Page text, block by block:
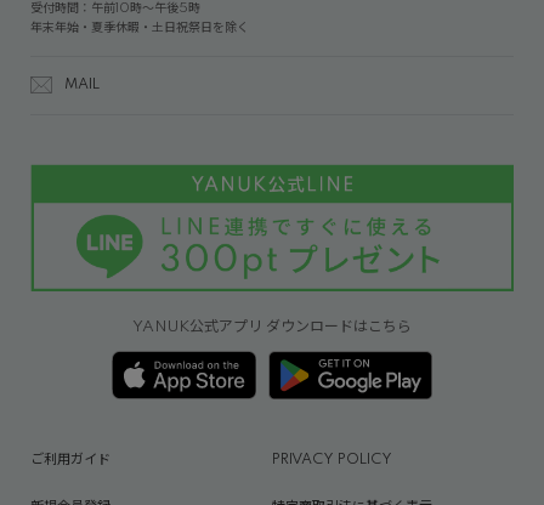
受付時間：午前10時～午後5時
年末年始・夏季休暇・土日祝祭日を除く
MAIL
YANUK公式アプリ ダウンロードはこちら
ご利用ガイド PRIVACY POLICY